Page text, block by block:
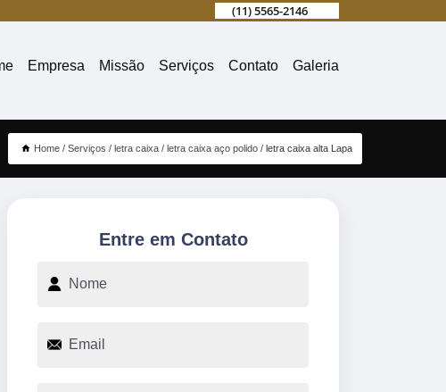
(11) 5565-2146
Empresa Missão Serviços Contato Galeria
Home Serviços letra caixa letra caixa aço polido letra caixa alta Lapa
Entre em Contato